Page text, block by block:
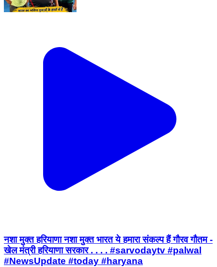
नशा मुक्त हरियाणा नशा मुक्त भारत ये हमारा संकल्प हैं गौरव गौतम -
खेल मंत्री हरियाणा सरकार . . . . #sarvodaytv #palwal
#NewsUpdate #today #haryana